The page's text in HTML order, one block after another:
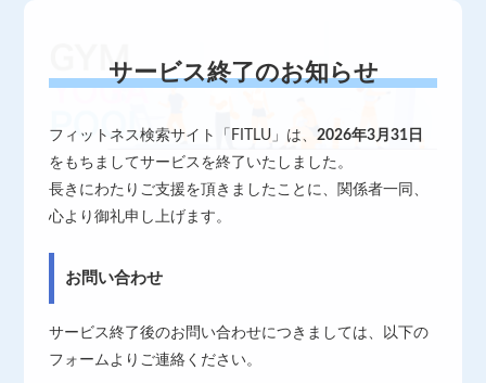
サービス終了のお知らせ
フィットネス検索サイト「FITLU」は、 2026年3月31日
をもちましてサービスを終了いたしました。
長きにわたりご支援を頂きましたことに、関係者一同、
心より御礼申し上げます。
お問い合わせ
サービス終了後のお問い合わせにつきましては、以下の
フォームよりご連絡ください。